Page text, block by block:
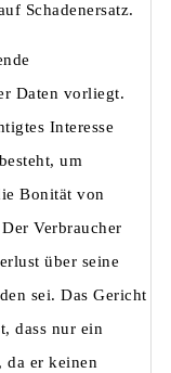
Schadenersatz.
Daten vorliegt.
Interesse
um
Bonität von
Verbraucher
über seine
sei. Das Gericht
dass nur ein
da er keinen